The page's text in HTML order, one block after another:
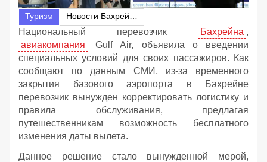
Туризм
Национальный перевозчик Бахрейна ,
авиакомпания
Gulf Air, объявила о введении
специальных условий для своих пассажиров. Как
сообщают по данным СМИ, из-за временного
закрытия базового аэропорта в Бахрейне
перевозчик вынужден корректировать логистику и
правила обслуживания, предлагая
путешественникам возможность бесплатного
изменения даты вылета.
Данное решение стало вынужденной мерой,